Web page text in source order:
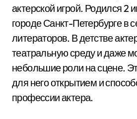
актерской игрой. Родился 2
городе Санкт-Петербурге в
литераторов. В детстве
театральную среду и даже
небольшие роли на сцене.
для него открытием и
профессии актера.